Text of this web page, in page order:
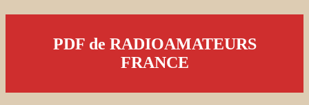
PDF de RADIOAMATEURS
FRANCE